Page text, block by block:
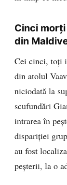
Cinci
din
Cei cinci, toți
din atolul
niciodată la
scufundări
intrarea în
dispariției
au fost
peșterii, la o